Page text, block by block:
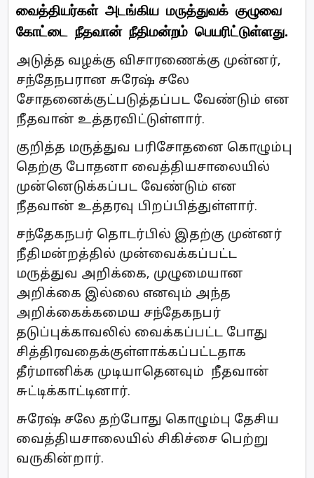
வைத்தியர்கள் அடங்கிய மருத்துவக் குழுவை
கோட்டை நீதவான் நீதிமன்றம் பெயரிட்டுள்ளது.
அடுத்த வழக்கு விசாரணைக்கு முன்னர்,
சந்தேநபரான சுரேஷ் சலே
சோதனைக்குட்படுத்தப்பட வேண்டும் என
நீதவான் உத்தரவிட்டுள்ளார்.
குறித்த மருத்துவ பரிசோதனை கொழும்பு
தெற்கு போதனா வைத்தியசாலையில்
முன்னெடுக்கப்பட வேண்டும் என
நீதவான் உத்தரவு பிறப்பித்துள்ளார்.
சந்தேகநபர் தொடர்பில் இதற்கு முன்னர்
நீதிமன்றத்தில் முன்வைக்கப்பட்ட
மருத்துவ அறிக்கை, முழுமையான
அறிக்கை இல்லை எனவும் அந்த
அறிக்கைக்கமைய சந்தேகநபர்
தடுப்புக்காவலில் வைக்கப்பட்ட போது
சித்திரவதைக்குள்ளாக்கப்பட்டதாக
தீர்மானிக்க முடியாதெனவும் நீதவான்
சுட்டிக்காட்டினார்.
சுரேஷ் சலே தற்போது கொழும்பு தேசிய
வைத்தியசாலையில் சிகிச்சை பெற்று
வருகின்றார்.